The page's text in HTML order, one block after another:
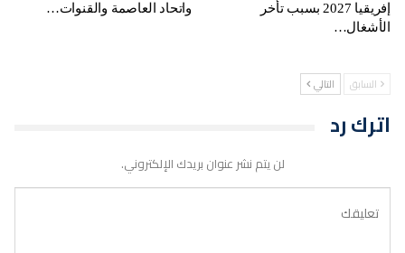
إفريقيا 2027 بسبب تأخر
الأشغال…
واتحاد العاصمة والقنوات…
السابق التالي
اترك رد
لن يتم نشر عنوان بريدك الإلكتروني.